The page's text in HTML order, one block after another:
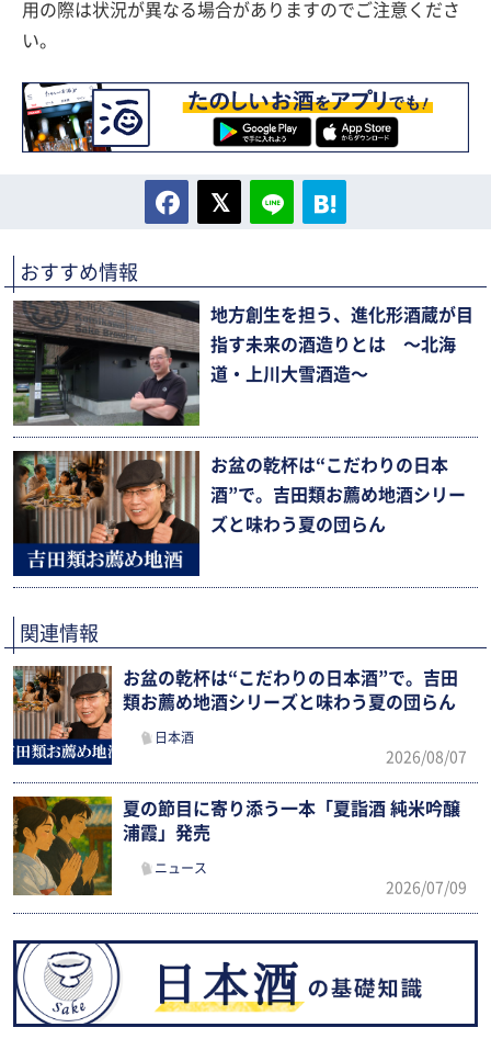
用の際は状況が異なる場合がありますのでご注意くださ
い。
おすすめ情報
地方創生を担う、進化形酒蔵が目
指す未来の酒造りとは 〜北海
道・上川大雪酒造〜
お盆の乾杯は“こだわりの日本
酒”で。吉田類お薦め地酒シリー
ズと味わう夏の団らん
関連情報
お盆の乾杯は“こだわりの日本酒”で。吉田
類お薦め地酒シリーズと味わう夏の団らん
日本酒
2026/08/07
夏の節目に寄り添う一本「夏詣酒 純米吟醸
浦霞」発売
ニュース
2026/07/09